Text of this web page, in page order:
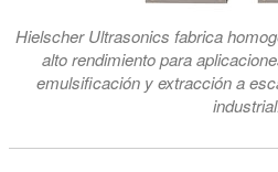
Hielscher Ultrasonics fabrica
alto rendimiento para
emulsificación y extracción a